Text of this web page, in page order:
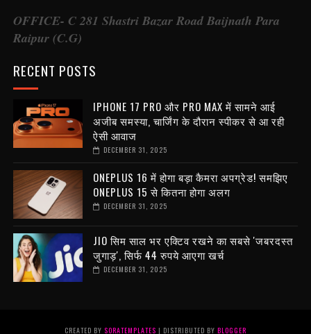
OFFICE- C 281 Shastri Bazar Road Baijnath Para
Raipur (C.G)
RECENT POSTS
IPHONE 17 PRO और PRO MAX में सामने आई
अजीब समस्या, चार्जिंग के दौरान स्पीकर से आ रही
ऐसी आवाज
DECEMBER 31, 2025
ONEPLUS 16 में होगा बड़ा कैमरा अपग्रेड! समझिए
ONEPLUS 15 से कितना होगा अलग
DECEMBER 31, 2025
JIO सिम साल भर एक्टिव रखने का सबसे 'जबरदस्त
जुगाड़', सिर्फ 44 रुपये आएगा खर्च
DECEMBER 31, 2025
CREATED BY SORATEMPLATES | DISTRIBUTED BY BLOGGER